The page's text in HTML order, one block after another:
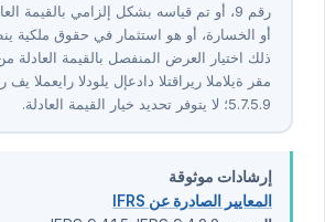
رقم ⁦9⁩، أو تم قياسه بشكل إلزامي بالقيمة
أو الخسارة، أو هو استثمار في حقوق ملكية
ذلك اختيار العرض المنفصل بالقيمة العادلة
الشامل الآخر في المعيار الدولي لإعداد التقارير
⁦9⁩.⁦5⁩.⁦7⁩.⁦5⁩؛ لا يتوفر تحديد خيار القيمة العادلة.
إرشادات موثوقة
المعايير الصادرة عن IFRS